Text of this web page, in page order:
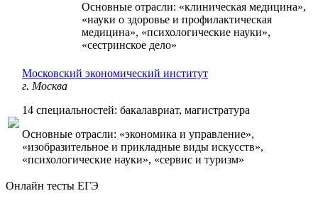
Основные отрасли: «клиническая медицина»,
«науки о здоровье и профилактическая
медицина», «психологические науки»,
«сестринское дело»
Московский экономический институт
г. Москва
14 специальностей: бакалавриат, магистратура
Основные отрасли: «экономика и управление»,
«изобразительное и прикладные виды искусств»,
«психологические науки», «сервис и туризм»
Онлайн тесты ЕГЭ